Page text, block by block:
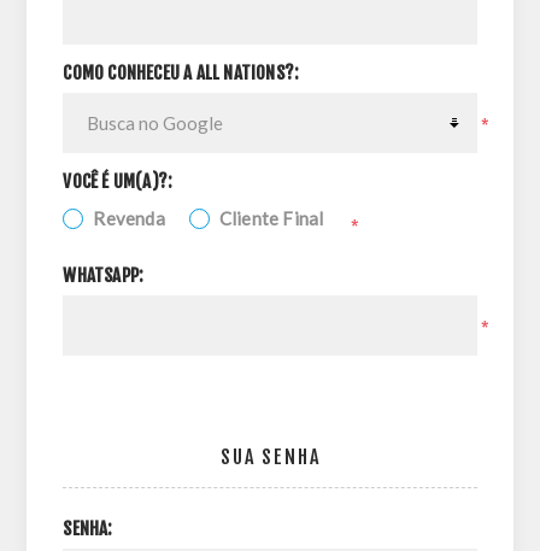
COMO CONHECEU A ALL NATIONS?:
*
VOCÊ É UM(A)?:
Revenda Cliente Final *
WHATSAPP:
*
SUA SENHA
SENHA: